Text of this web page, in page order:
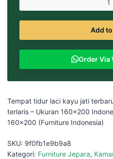
Add
Order Via
Tempat tidur laci kayu jati
terlaris – Ukuran 160×200
160×200 (Furniture Indonesia)
SKU: 9f0fb1e9b9a8
Kategori: Furniture Jepara,